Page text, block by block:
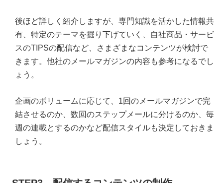
後ほど詳しく紹介しますが、専門知識を活かした情報共
有、特定のテーマを掘り下げていく、自社商品・サービ
スのTIPSの配信など、さまざまなコンテンツが検討で
きます。他社のメールマガジンの内容も参考になるでし
ょう。
企画のボリュームに応じて、1回のメールマガジンで完
結させるのか、数回のステップメールに分けるのか、毎
週の連載とするのかなど配信スタイルも決定しておきま
しょう。